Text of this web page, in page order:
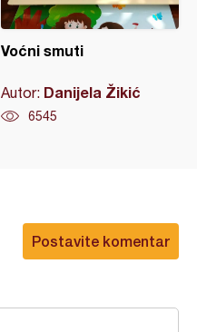
Voćni smuti
Autor: Danijela Žikić
6545
Postavite komentar